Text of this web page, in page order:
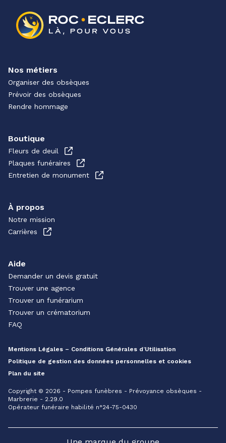
Nos métiers
Organiser des obsèques
Prévoir des obsèques
Rendre hommage
Boutique
Fleurs de deuil
Plaques funéraires
Entretien de monument
À propos
Notre mission
Carrières
Aide
Demander un devis gratuit
Trouver une agence
Trouver un funérarium
Trouver un crématorium
FAQ
Mentions Légales – Conditions Générales d’Utilisation
Politique de gestion des données personnelles et cookies
Plan du site
Copyright © 2026 - Pompes funèbres - Prévoyance obsèques -
Marbrerie - 2.29.0
Opérateur funéraire habilité n°24-75-0430